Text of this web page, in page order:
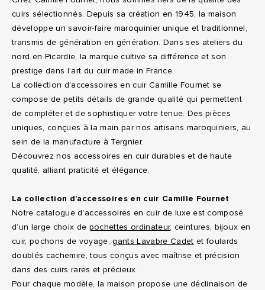
cuirs sélectionnés. Depuis sa création en 1945, la maison
développe un savoir-faire maroquinier unique et traditionnel,
transmis de génération en génération. Dans ses ateliers du
nord en Picardie, la marque cultive sa différence et son
prestige dans l’art du cuir made in France.
La collection d’accessoires en cuir Camille Fournet se
compose de petits détails de grande qualité qui permettent
de compléter et de sophistiquer votre tenue. Des pièces
uniques, conçues à la main par nos artisans maroquiniers, au
sein de la manufacture à Tergnier.
Découvrez nos accessoires en cuir durables et de haute
qualité, alliant praticité et élégance.
La collection d’accessoires en cuir Camille Fournet
Notre catalogue d’accessoires en cuir de luxe est composé
d’un large choix de pochettes ordinateur, ceintures, bijoux en
cuir, pochons de voyage,gants Lavabre Cadet et foulards
doublés cachemire, tous conçus avec maîtrise et précision
dans des cuirs rares et précieux.
Pour chaque modèle, la maison propose une déclinaison de